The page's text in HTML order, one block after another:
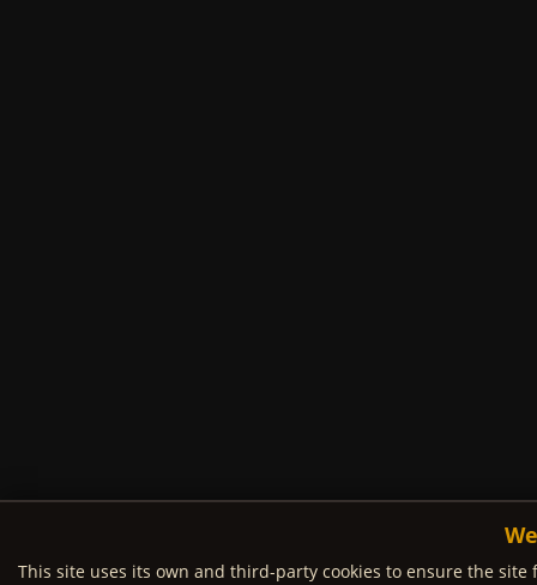
This site uses its own and third-party cookies to ensure the